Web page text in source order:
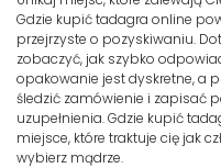
Gdzie kupić tadagra online
przejrzyste o pozyskiwaniu.
zobaczyć, jak szybko
opakowanie jest dyskretne, a
śledzić zamówienie i zapisać
uzupełnienia. Gdzie kupić
miejsce, które traktuje cię jak
wybierz mądrze.